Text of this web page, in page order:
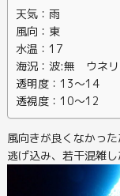
天気：雨
風向：東
水温：17
海況：波:無 ウネ
透明度：13～14
透視度：10～12
風向きが良くなかっ
逃げ込み、若干混雑し